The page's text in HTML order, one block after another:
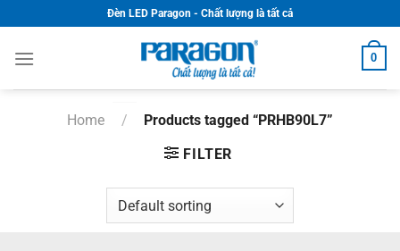
to
content
Đèn LED Paragon - Chất lượng là tất cả
0
Home /
Products tagged “PRHB90L7”
FILTER